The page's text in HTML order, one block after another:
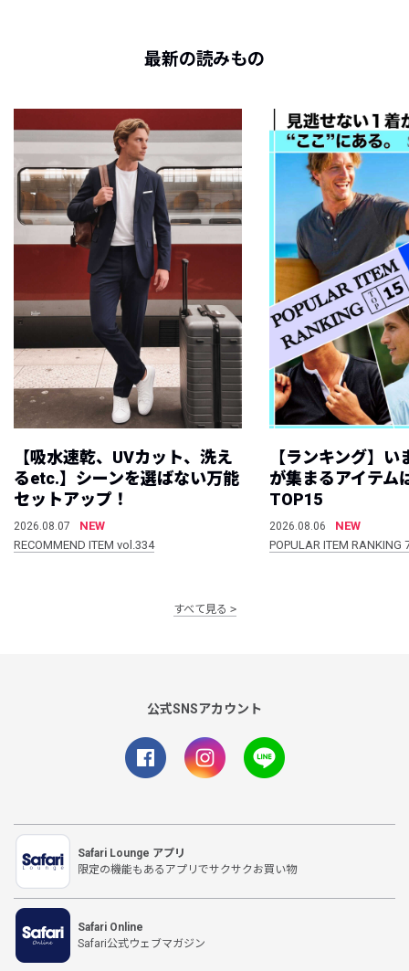
最新の読みもの
【吸水速乾、UVカット、洗え
るetc.】シーンを選ばない万能
セットアップ！
2026.08.07
NEW
RECOMMEND ITEM vol.334
【ランキング】
が集まるアイテム
TOP15
2026.08.06
NEW
POPULAR ITEM
すべて見る
公式SNSアカウント
Safari Lounge アプリ
限定の機能もあるアプリでサクサクお買い物
Safari Online
Safari公式ウェブマガジン